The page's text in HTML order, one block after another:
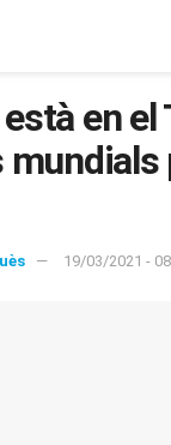
en el
19/03/2021 -